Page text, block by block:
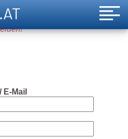
zu können, bitte ein
E-Mail